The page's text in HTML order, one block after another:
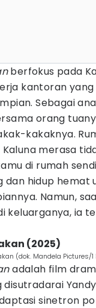
berfokus pada
kantoran
Sebagai
orang
kakaknya.
merasa
di rumah
dan hidup hemat
Namun,
keluarganya, ia
(2025)
(dok. Mandela Pictures/1
adalah film
sinetron